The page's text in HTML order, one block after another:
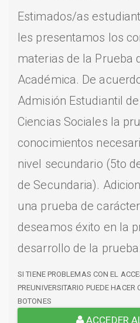
Estimados/as
les presentamos los
materias de la Prueba
Académica. De
Admisión Estudiantil
Ciencias Sociales la
conocimientos
nivel secundario (5to
de Secundaria).
una prueba de
deseamos éxito en la
desarrollo de la prueba.
SI TIENE PROBLEMAS CON EL
PREUNIVERSITARIO PUEDE HACER
BOTONES
ACCEDER